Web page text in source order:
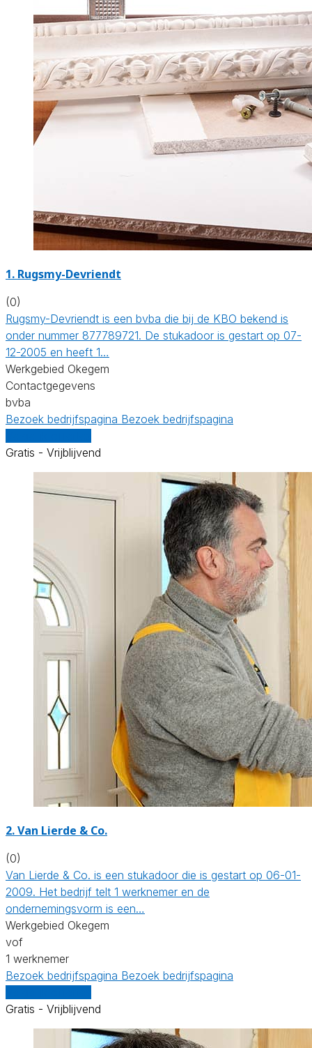
1. Rugsmy-Devriendt
(0)
Rugsmy-Devriendt is een bvba die bij de KBO bekend is
onder nummer 877789721. De stukadoor is gestart op 07-
12-2005 en heeft 1…
Werkgebied Okegem
Contactgegevens
bvba
Bezoek bedrijfspagina Bezoek bedrijfspagina
Gratis - Vrijblijvend
2. Van Lierde & Co.
(0)
Van Lierde & Co. is een stukadoor die is gestart op 06-01-
2009. Het bedrijf telt 1 werknemer en de
ondernemingsvorm is een…
Werkgebied Okegem
vof
1 werknemer
Bezoek bedrijfspagina Bezoek bedrijfspagina
Gratis - Vrijblijvend